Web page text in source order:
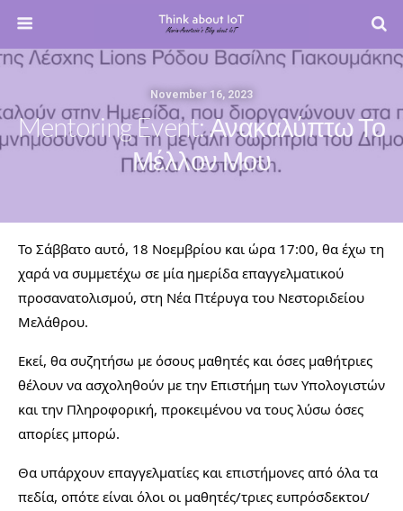
November 16, 2023
Mentoring Event: Ανακαλύπτω Το
Μέλλον Μου
Το Σάββατο αυτό, 18 Νοεμβρίου και ώρα 17:00, θα έχω τη
χαρά να συμμετέχω σε μία ημερίδα επαγγελματικού
προσανατολισμού, στη Νέα Πτέρυγα του Νεστοριδείου
Μελάθρου.
Εκεί, θα συζητήσω με όσους μαθητές και όσες μαθήτριες
θέλουν να ασχοληθούν με την Επιστήμη των Υπολογιστών
και την Πληροφορική, προκειμένου να τους λύσω όσες
απορίες μπορώ.
Θα υπάρχουν επαγγελματίες και επιστήμονες από όλα τα
πεδία, οπότε είναι όλοι οι μαθητές/τριες ευπρόσδεκτοι/